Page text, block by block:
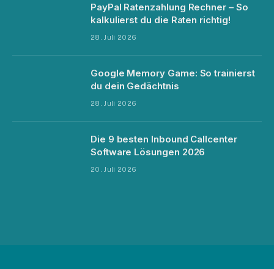
PayPal Ratenzahlung Rechner – So
kalkulierst du die Raten richtig!
28. Juli 2026
Google Memory Game: So trainierst
du dein Gedächtnis
28. Juli 2026
Die 9 besten Inbound Callcenter
Software Lösungen 2026
20. Juli 2026